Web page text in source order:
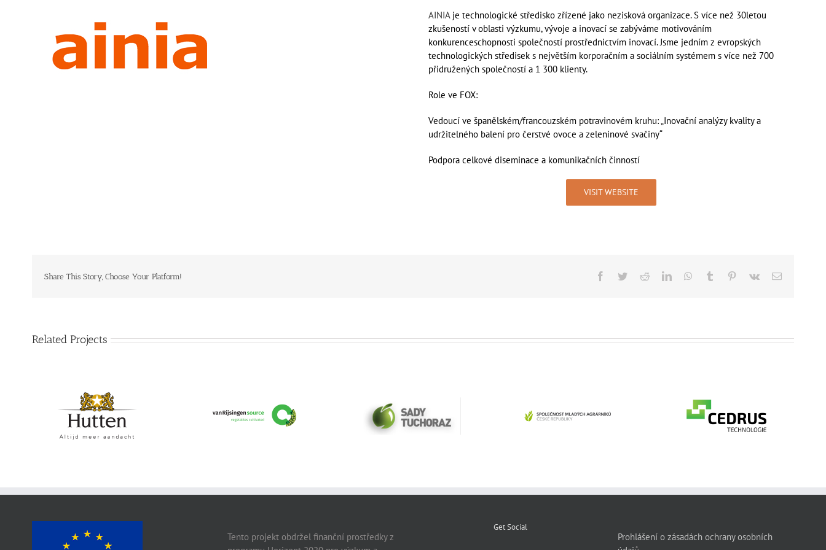
AINIAje technologické středisko zřízené jako nezisková organizace. S více než 30letou
zkušeností v oblasti výzkumu, vývoje a inovací se zabýváme motivováním
konkurenceschopnosti společností prostřednictvím inovací. Jsme jedním z evropských
technologických středisek s největším korporačním a sociálním systémem s více než 700
přidružených společností a 1 300 klienty.
Role ve FOX:
Vedoucí ve španělském/francouzském potravinovém kruhu: „Inovační analýzy kvality a
udržitelného balení pro čerstvé ovoce a zeleninové svačiny“
Podpora celkové diseminace a komunikačních činností
VISIT WEBSITE
Share This Story, Choose Your Platform! Facebook
TwitterRedditLinkedInWhatsApp
Tumblr Pinterest
Vk Email
Related Projects
Hutten vanRijsingeningredients
Sady Tuchoraz Spol
Společnost mladých
CEDRUS Spółka z
ograniczoną
odpowiedzialnością
Tento projekt obdržel finanční prostředky z
Get Social
Prohlášení o zásadách ochrany osobních